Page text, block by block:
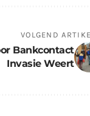
VOLGEND
Bankcontact
Invasie Weert